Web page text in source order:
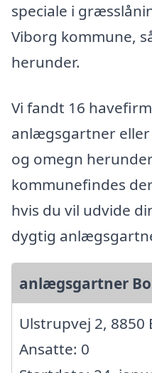
speciale i
Viborg kommune,
herunder.
Vi fandt 16
anlægsgartner
og omegn
kommunefindes
hvis du vil udvide
dygtig
anlægsgartner Bo
Ulstrupvej 2,
Ansatte: 0